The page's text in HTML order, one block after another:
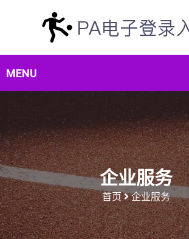
企业服务
首页 企业服务